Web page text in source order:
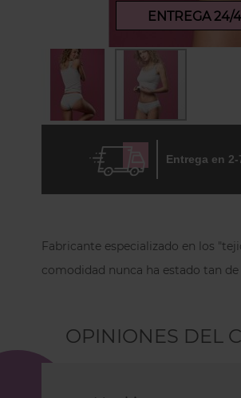
Skip
ENTREGA 24/
Entrega en
Fabricante especializado en los
comodidad nunca ha estado tan de
OPINIONES DEL